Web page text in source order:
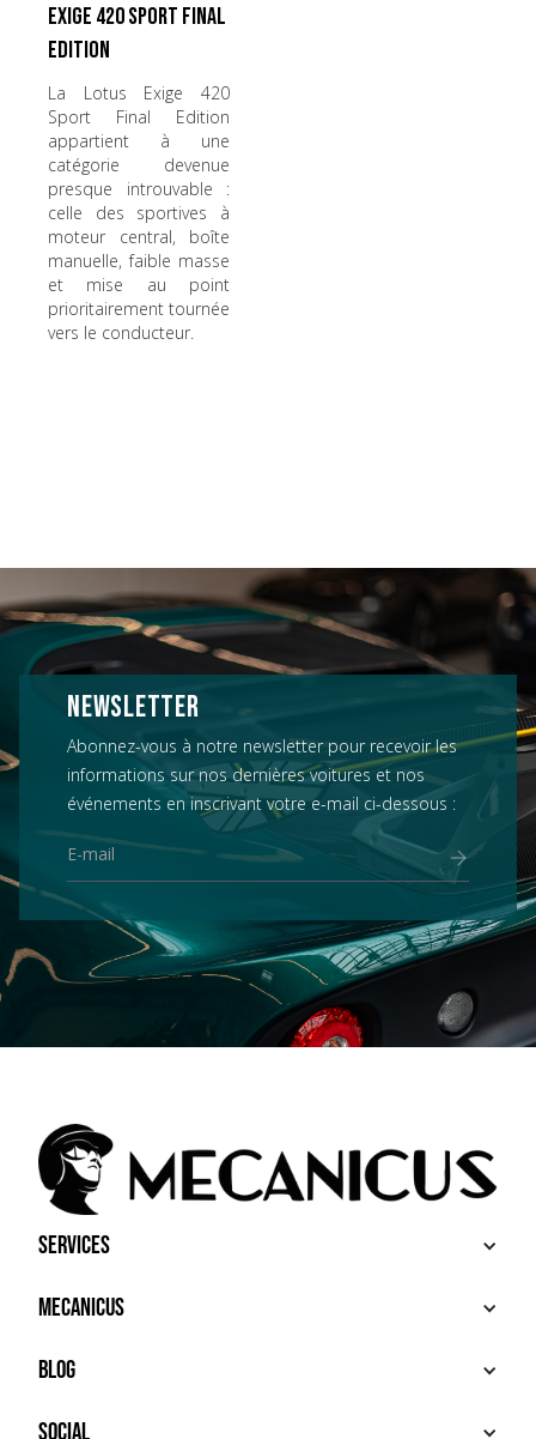
Exige 420 Sport Final
Edition
La Lotus Exige 420
Sport Final Edition
appartient à une
catégorie devenue
presque introuvable :
celle des sportives à
moteur central, boîte
manuelle, faible masse
et mise au point
prioritairement tournée
vers le conducteur.
NEWSLETTER
Abonnez-vous à notre newsletter pour recevoir les
informations sur nos dernières voitures et nos
événements en inscrivant votre e-mail ci-dessous :
Services
ACHETER
VENDRE
SERVICES PREMIUM
Mecanicus
À PROPOS
HOUSE MECANICUS
Blog
NEWS
Social